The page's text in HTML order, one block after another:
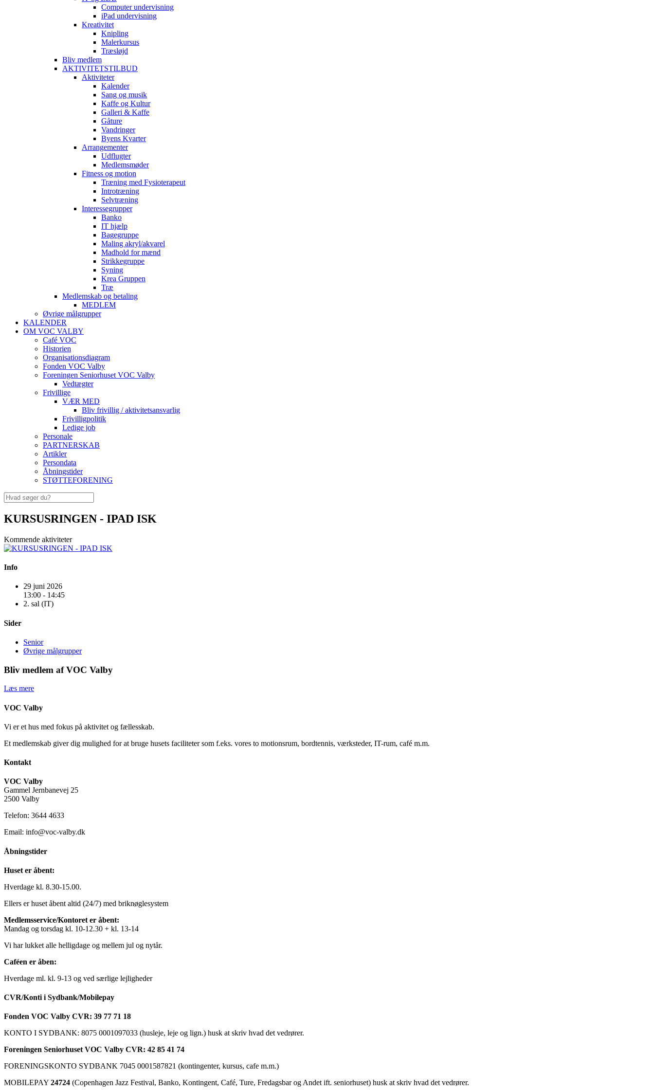
Computer undervisning
iPad undervisning
Kreativitet
Knipling
Malerkursus
Træsløjd
Bliv medlem
AKTIVITETSTILBUD
Aktiviteter
Kalender
Sang og musik
Kaffe og Kultur
Galleri & Kaffe
Gåture
Vandringer
Byens Kvarter
Arrangementer
Udflugter
Medlemsmøder
Fitness og motion
Træning med Fysioterapeut
Introtræning
Selvtræning
Interessegrupper
Banko
IT hjælp
Bagegruppe
Maling akryl/akvarel
Madhold for mænd
Strikkegruppe
Syning
Krea Gruppen
Træ
Medlemskab og betaling
MEDLEM
Øvrige målgrupper
KALENDER
OM VOC VALBY
Café VOC
Historien
Organisationsdiagram
Fonden VOC Valby
Foreningen Seniorhuset VOC Valby
Vedtægter
Frivillige
VÆR MED
Bliv frivillig / aktivitetsansvarlig
Frivilligpolitik
Ledige job
Personale
PARTNERSKAB
Artikler
Persondata
Åbningstider
STØTTEFORENING
KURSUSRINGEN - IPAD ISK
Kommende aktiviteter
Info
29 juni 2026
13:00 - 14:45
2. sal (IT)
Sider
Senior
Øvrige målgrupper
Bliv medlem af VOC Valby
Læs mere
VOC Valby
Vi er et hus med fokus på aktivitet og fællesskab.
Et medlemskab giver dig mulighed for at bruge husets faciliteter som f.eks. vores to motionsrum, bordtennis, værksteder, IT-rum, café m.m.
Kontakt
VOC Valby
Gammel Jernbanevej 25
2500 Valby
Telefon: 3644 4633
Email: info@voc-valby.dk
Åbningstider
Huset er åbent:
Hverdage kl. 8.30-15.00.
Ellers er huset åbent altid (24/7) med briknøglesystem
Medlemsservice/Kontoret er åbent:
Mandag og torsdag kl. 10-12.30 + kl. 13-14
Vi har lukket alle helligdage og mellem jul og nytår.
Caféen er åben:
Hverdage ml. kl. 9-13 og ved særlige lejligheder
CVR/Konti i Sydbank/Mobilepay
Fonden VOC Valby CVR: 39 77 71 18
KONTO I SYDBANK: 8075 0001097033 (husleje, leje og lign.) husk at skriv hvad det vedrører.
Foreningen Seniorhuset VOC Valby CVR: 42 85 41 74
FORENINGSKONTO SYDBANK 7045 0001587821 (kontingenter, kursus, cafe m.m.)
MOBILEPAY 24724 (Copenhagen Jazz Festival, Banko, Kontingent, Café, Ture, Fredagsbar og Andet ift. seniorhuset) husk at skriv hvad det vedrører.